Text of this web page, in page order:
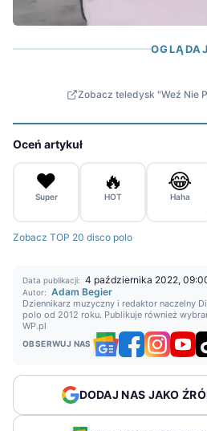
Zobacz teledysk "Weź Nie
Oceń artykuł
❤️
Super
🔥
HOT
😂
Haha
Zobacz TOP 20 disco polo
Data publikacji: 4 października 2022,
Autor: Adam Begier
Dziennikarz muzyczny i redaktor naczelny
polo od 2012 roku. Publikuje również
WP.pl
OBSERWUJ NAS
DODAJ NAS JAKO